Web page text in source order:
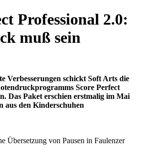
Professional 2.0:
muß sein
Verbesserungen schickt Soft Arts die
Score Perfect
Das Paket erschien erstmalig im Mai
aus den Kinderschuhen
Übersetzung von Pausen in Faulenzer